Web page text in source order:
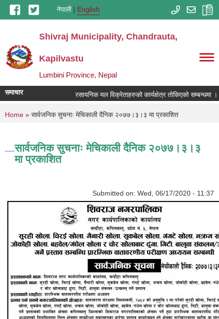
Skip to main contentनेपाली English
Shivraj Municipality, Chandrauta,
Kapilvastu
Lumbini Province, Nepal
समाचार रसायनिक मल विक्रेताहरुको कार्यक्षेत्र तोकिएको सम्बन्धमा ।
You are here
Home » सार्वजनिक सुचनाः मेचिकाली दैनिक २०७७।३।३ मा प्रकाशित
सार्वजनिक सुचनाः मेचिकाली दैनिक २०७७।३।३
मा प्रकाशित
Submitted on: Wed, 06/17/2020 - 11:37